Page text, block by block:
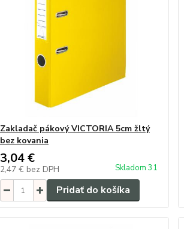
Zakladač pákový VICTORIA 5cm žltý
bez kovania
3,04 €
2,47 € bez DPH Skladom 31
Pridať do košíka